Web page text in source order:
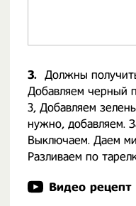
3. Должны
Добавляем черный
3, Добавляем
нужно, добавляем.
Выключаем. Даем
Разливаем по
Видео